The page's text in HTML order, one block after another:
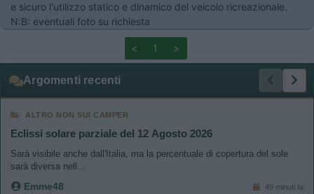
e sicuro l'utilizzo statico e dinamico del veicolo ricreazionale.
N:B: eventuali foto su richiesta
< 1 >
Argomenti recenti
ALTRO NON SUI CAMPER
Eclissi solare parziale del 12 Agosto 2026
Sarà visibile anche dall'Italia, ma la percentuale di copertura del sole
sarà diversa nell...
Emme48 49 minuti fa